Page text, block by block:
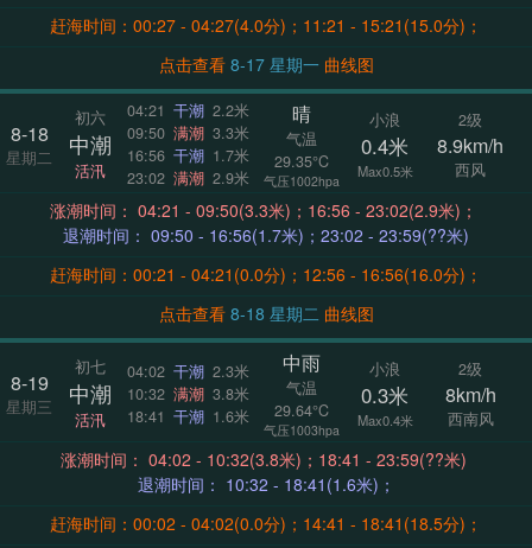
赶海时间：00:27 - 04:27(4.0分)；11:21 - 15:21(15.0分)；
点击查看
8-17 星期一 曲线图
8-18
星期二
初六
中潮
活汛
04:21 干潮 2.2米
09:50 满潮 3.3米
16:56 干潮 1.7米
23:02 满潮 2.9米
晴
气温
29.35°C
气压1002hpa
小浪
0.4米
Max0.5米
2级
8.9km/h
西风
涨潮时间： 04:21 - 09:50(3.3米)；16:56 - 23:02(2.9米)；
退潮时间： 09:50 - 16:56(1.7米)；23:02 - 23:59(??米)
赶海时间：00:21 - 04:21(0.0分)；12:56 - 16:56(16.0分)；
点击查看
8-18 星期二 曲线图
8-19
星期三
初七
中潮
活汛
04:02 干潮 2.3米
10:32 满潮 3.8米
18:41 干潮 1.6米
中雨
气温
29.64°C
气压1003hpa
小浪
0.3米
Max0.4米
2级
8km/h
西南风
涨潮时间： 04:02 - 10:32(3.8米)；18:41 - 23:59(??米)
退潮时间： 10:32 - 18:41(1.6米)；
赶海时间：00:02 - 04:02(0.0分)；14:41 - 18:41(18.5分)；